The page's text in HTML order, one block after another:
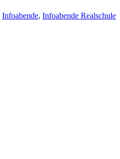
Infoabende, Infoabende Realschule